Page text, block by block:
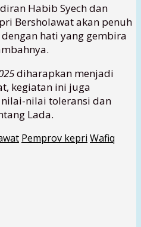
Habib Syech dan
Bersholawat akan penuh
hati yang gembira
diharapkan menjadi
kegiatan ini juga
nilai toleransi dan
Lada.
Pemprov kepri Wafiq